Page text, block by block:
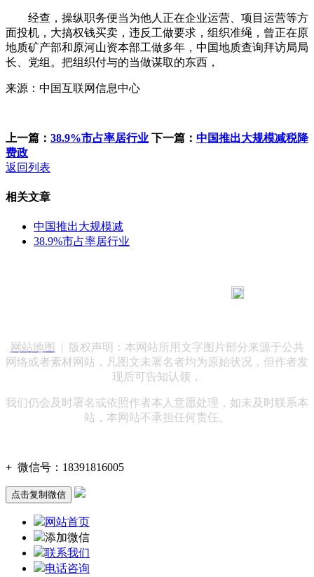
经查，操纵职务便当为他人正在企业运营、项目运营等方
面投机，大搞权钱买卖，违反工做要求，组织准绳，曾正在原
地质矿产部和原河山资本部工做多年，中国地质查询拜访局局
长、党组。把组织付与的当做谋取的东西，
来源：中国互联网信息中心
上一篇： 38.9%市占率居行业 下一篇： 中国推出大规模减税降
费政
返回列表
相关文章
中国推出大规模减
38.9%市占率居行业
网站地图
| 版权声明：本网站所用文字图片部分来源于公共
网络或者素材网站，凡图文未署名者均为原始状况，但作者发
现后可告知认领，
我们仍会及时署名或依照作者本人意愿处理，如未及时联系本
站，本网站不承担任何责任。
+ 微信号： 18391816005
点击复制微信
网站首页
添加微信
联系我们
电话咨询